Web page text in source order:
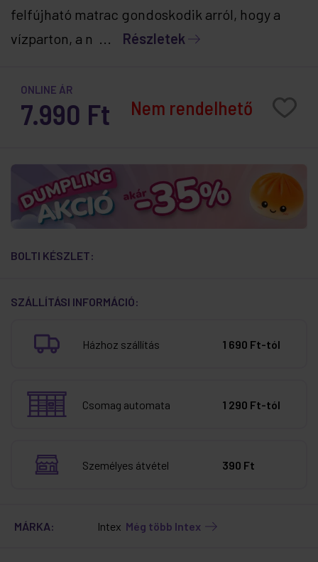
felfújható matrac gondoskodik arról, hogy a
vízparton, a n ... Részletek
ONLINE ÁR
7.990 Ft Nem rendelhető
BOLTI KÉSZLET:
SZÁLLÍTÁSI INFORMÁCIÓ:
Házhoz szállítás 1 690 Ft-tól
Csomag automata 1 290 Ft-tól
Személyes átvétel 390 Ft
MÁRKA: Intex Még több Intex